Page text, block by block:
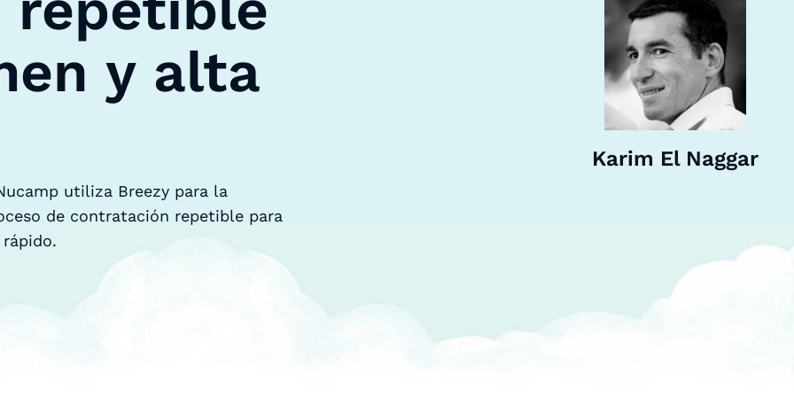
y alta
utiliza Breezy para la
de contratación repetible para
Karim El Naggar